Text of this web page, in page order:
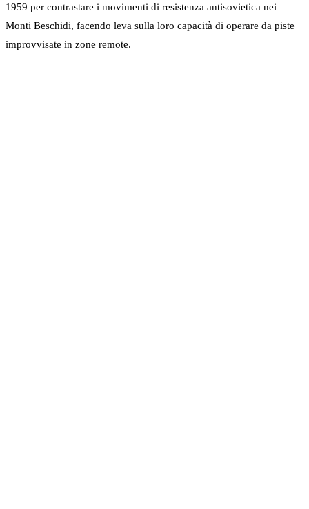
1959 per contrastare i movimenti di resistenza antisovietica nei
Monti Beschidi, facendo leva sulla loro capacità di operare da piste
improvvisate in zone remote.